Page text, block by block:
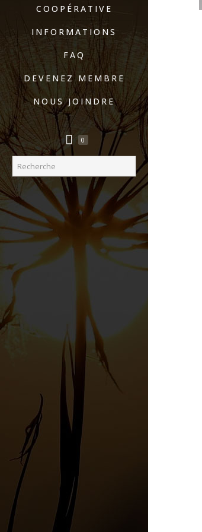
COOPÉRATIVE
INFORMATIONS
FAQ
DEVENEZ MEMBRE
NOUS JOINDRE
0